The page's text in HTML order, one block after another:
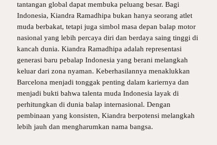
tantangan global dapat membuka peluang besar. Bagi
Indonesia, Kiandra Ramadhipa bukan hanya seorang atlet
muda berbakat, tetapi juga simbol masa depan balap motor
nasional yang lebih percaya diri dan berdaya saing tinggi di
kancah dunia. Kiandra Ramadhipa adalah representasi
generasi baru pebalap Indonesia yang berani melangkah
keluar dari zona nyaman. Keberhasilannya menaklukkan
Barcelona menjadi tonggak penting dalam kariernya dan
menjadi bukti bahwa talenta muda Indonesia layak di
perhitungkan di dunia balap internasional. Dengan
pembinaan yang konsisten, Kiandra berpotensi melangkah
lebih jauh dan mengharumkan nama bangsa.